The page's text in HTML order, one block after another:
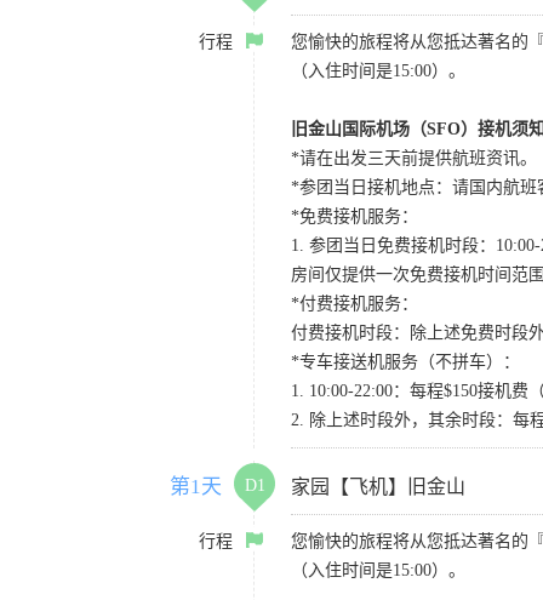
行程
您愉快的旅程将从您抵达著名的
（入住时间是15:00）。
旧金山国际机场（SFO）接机须
*请在出发三天前提供航班资讯。
*参团当日接机地点：请国内航班
*免费接机服务：
1. 参团当日免费接机时段：
房间仅提供一次免费接机时间范
*付费接机服务：
付费接机时段：除上述免费时段
*专车接送机服务（不拼车）：
1. 10:00-22:00：每程$150接机
2. 除上述时段外，其余时段：每
第1天 D1 家园【飞机】旧金山
行程
您愉快的旅程将从您抵达著名的
（入住时间是15:00）。